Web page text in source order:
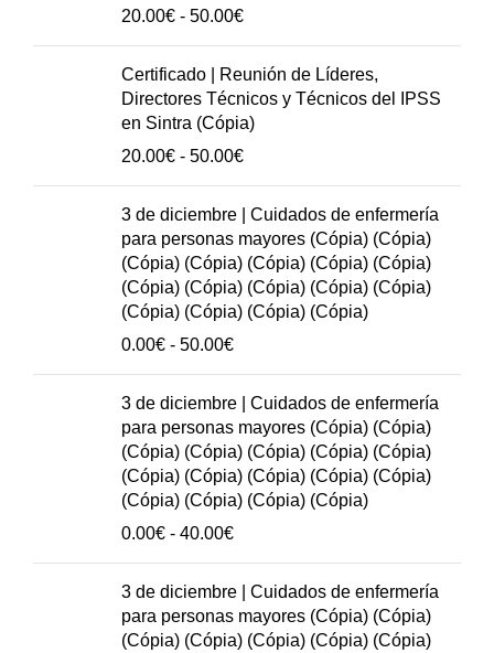
20.00€ - 50.00€Rango
precios:
20.00€
hasta
50.00€
Certificado | Reunión de Líderes,
Directores Técnicos y Técnicos del IPSS
en Sintra (Cópia)
20.00€ - 50.00€Rango
precios:
20.00€
hasta
50.00€
3 de diciembre | Cuidados de enfermería
para personas mayores (Cópia) (Cópia)
(Cópia) (Cópia) (Cópia) (Cópia) (Cópia)
(Cópia) (Cópia) (Cópia) (Cópia) (Cópia)
(Cópia) (Cópia) (Cópia) (Cópia)
0.00€ - 50.00€Rango
precios:
0.00€
hasta
50.00€
3 de diciembre | Cuidados de enfermería
para personas mayores (Cópia) (Cópia)
(Cópia) (Cópia) (Cópia) (Cópia) (Cópia)
(Cópia) (Cópia) (Cópia) (Cópia) (Cópia)
(Cópia) (Cópia) (Cópia) (Cópia)
0.00€ - 40.00€Rango
precios:
0.00€
hasta
3 de diciembre | Cuidados de enfermería
para personas mayores (Cópia) (Cópia)
(Cópia) (Cópia) (Cópia) (Cópia) (Cópia)